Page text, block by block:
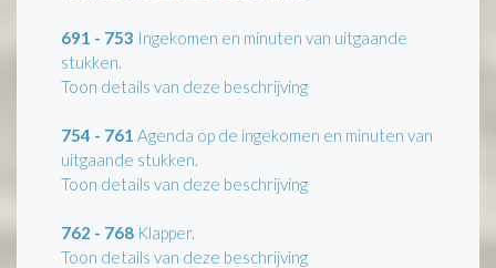
691 - 753 Ingekomen en minuten van uitgaande
stukken.
Toon details van deze beschrijving
754 - 761 Agenda op de ingekomen en minuten van
uitgaande stukken.
Toon details van deze beschrijving
762 - 768 Klapper.
Toon details van deze beschrijving